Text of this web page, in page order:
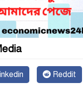
Reddit